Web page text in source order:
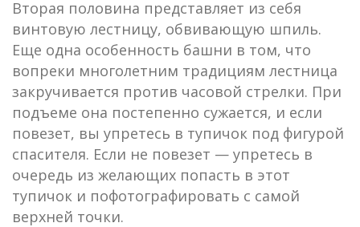
Вторая половина представляет из себя
винтовую лестницу, обвивающую шпиль.
Еще одна особенность башни в том, что
вопреки многолетним традициям лестница
закручивается против часовой стрелки. При
подъеме она постепенно сужается, и если
повезет, вы упретесь в тупичок под фигурой
спасителя. Если не повезет — упретесь в
очередь из желающих попасть в этот
тупичок и пофотографировать с самой
верхней точки.